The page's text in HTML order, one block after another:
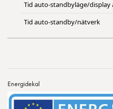
Tid auto-standbyläge/display
Tid auto-standby/nätverk
Energidekal